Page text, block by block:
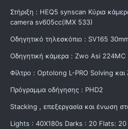
Στήριξη : HEQ5 synscan Κύρια
camera sv605cc(IMX 533)
Οδηγητικό τηλεσκόπιο : SV165
Οδηγητική κάμερα : Zwo Asi 224MC
Φίλτρο : Optolong L-PRO Solving
Πρόγραμμα οδήγησης : PHD2
Stacking , επεξεργασία και ένωση
Lights : 40Χ180s Darks : 20 Flats: